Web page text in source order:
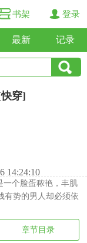
书架 登录
最新 记录
穿]
14:24:10
一个脸蛋秾艳，丰肌
有势的男人却必须依
章节目录